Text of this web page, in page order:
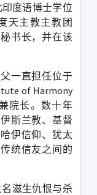
度语博士学位
天主教主教团
书长，并在该
一直担任位于
of Harmony
院长。数十年
斯兰教、基督
伊信仰、犹太
统信友之间的
滋生仇恨与杀